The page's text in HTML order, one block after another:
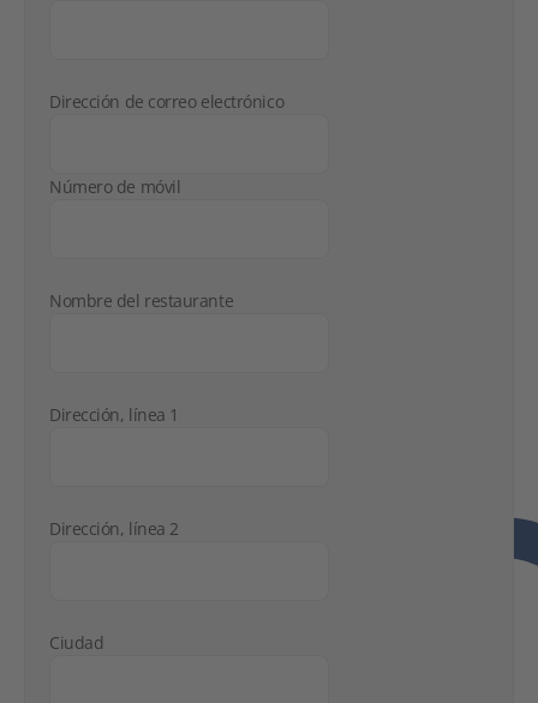
Dirección de correo electrónico
Número de móvil
Nombre del restaurante
Dirección, línea 1
Dirección, línea 2
Ciudad